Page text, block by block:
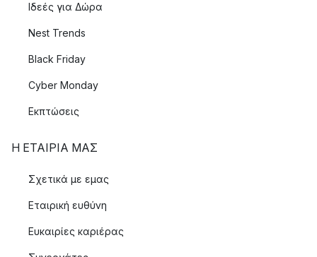
Ιδεές για Δώρα
Nest Trends
Black Friday
Cyber Monday
Εκπτώσεις
Η ΕΤΑΊΡΙΑ ΜΑΣ
Σχετικά με εμας
Εταιρική ευθύνη
Ευκαιρίες καριέρας